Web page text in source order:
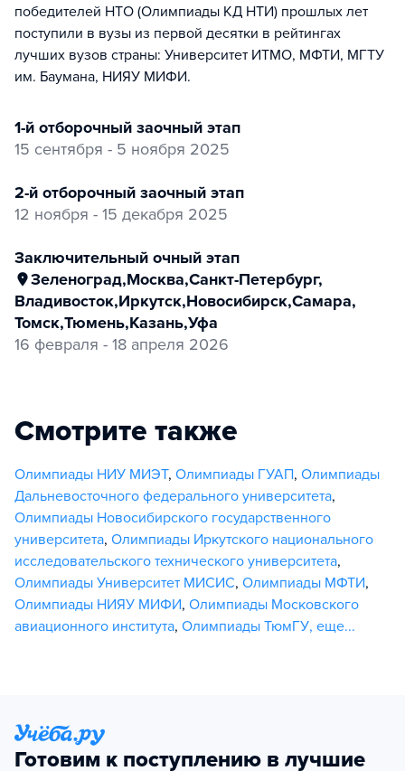
победителей НТО (Олимпиады КД НТИ) прошлых лет
поступили в вузы из первой десятки в рейтингах
лучших вузов страны: Университет ИТМО, МФТИ, МГТУ
им. Баумана, НИЯУ МИФИ.
1-й отборочный заочный этап
15 сентября - 5 ноября 2025
2-й отборочный заочный этап
12 ноября - 15 декабря 2025
заключительный очный этап
Зеленоград,Москва,Санкт-Петербург,
Владивосток,Иркутск,Новосибирск,Самара,
Томск,Тюмень,Казань,Уфа
16 февраля - 18 апреля 2026
Смотрите также
Олимпиады НИУ МИЭТ, Олимпиады ГУАП, Олимпиады
Дальневосточного федерального университета,
Олимпиады Новосибирского государственного
университета, Олимпиады Иркутского национального
исследовательского технического университета,
Олимпиады Университет МИСИС, Олимпиады МФТИ,
Олимпиады НИЯУ МИФИ, Олимпиады Московского
авиационного института, Олимпиады ТюмГУ, еще...
Готовим к поступлению в лучшие